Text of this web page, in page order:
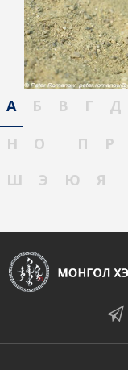
А Б В Г Д
Н
О П Р
Ш
Э Ю Я